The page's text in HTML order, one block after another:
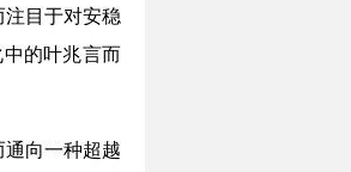
目于对安稳
的叶兆言而
向一种超越